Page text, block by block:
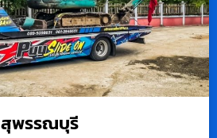
สุพรรณบุรี